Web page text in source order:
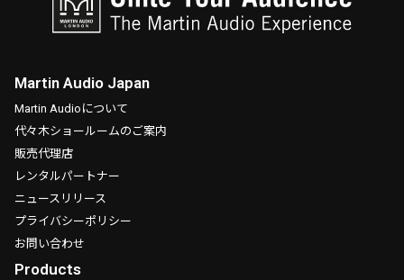
Martin Audio Japan
Martin Audioについて
代々木ショールームのご案内
販売代理店
レンタルパートナー
ニュースリリース
プライバシーポリシー
お問い合わせ
Products